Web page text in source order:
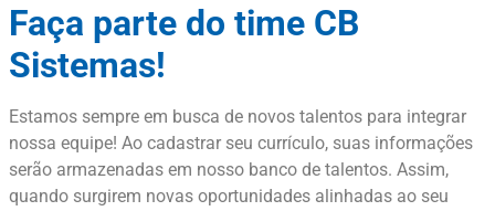
Faça parte do time CB
Sistemas!
Estamos sempre em busca de novos talentos para integrar
nossa equipe! Ao cadastrar seu currículo, suas informações
serão armazenadas em nosso banco de talentos. Assim,
quando surgirem novas oportunidades alinhadas ao seu